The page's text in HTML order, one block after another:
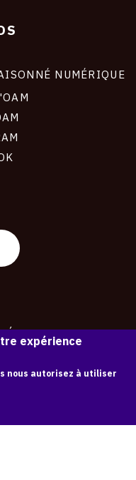
NUMÉRIQUE
l'Art.
expérience
nous autorisez à utiliser